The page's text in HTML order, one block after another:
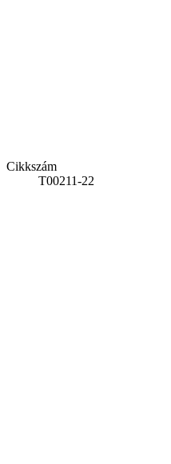
Cikkszám
T00211-22